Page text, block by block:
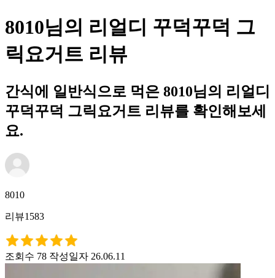
8010님의 리얼디 꾸덕꾸덕 그
릭요거트 리뷰
간식에 일반식으로 먹은 8010님의 리얼디
꾸덕꾸덕 그릭요거트 리뷰를 확인해보세
요.
8010
리뷰1583
조회수 78 작성일자 26.06.11